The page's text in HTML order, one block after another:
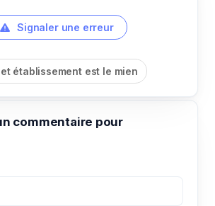
Signaler une erreur
établissement est le mien
commentaire pour